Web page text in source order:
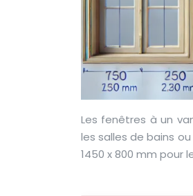
Les fenêtres à un
les salles de bains
1450 x 800 mm pour